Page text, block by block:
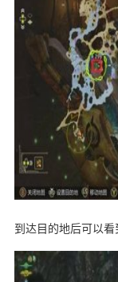
到达目的地后可以看